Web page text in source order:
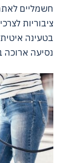
חשמליים
ציבוריות
בטעינה
נסיעה ארוכה